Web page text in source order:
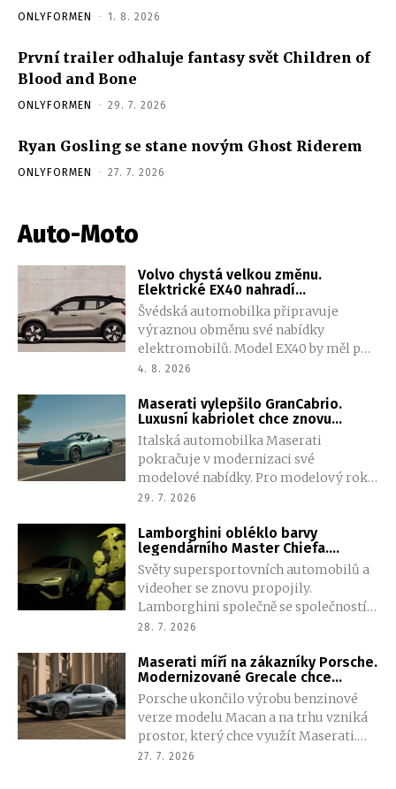
ONLYFORMEN - 1. 8. 2026
První trailer odhaluje fantasy svět Children of
Blood and Bone
ONLYFORMEN - 29. 7. 2026
Ryan Gosling se stane novým Ghost Riderem
ONLYFORMEN - 27. 7. 2026
Auto-Moto
Volvo chystá velkou změnu.
Elektrické EX40 nahradí
prostornější a dostupnější SUV
Švédská automobilka připravuje
výraznou obměnu své nabídky
elektromobilů. Model EX40 by měl po
skončení výroby nahradit zcela nový
více prostoru, modernější techniku i
nižší cenu. Na trh má dorazit v roce
2027.
4. 8. 2026
Maserati vylepšilo GranCabrio.
Luxusní kabriolet chce znovu
oslovit náročné zákazníky
Italská automobilka Maserati
pokračuje v modernizaci své
modelové nabídky. Pro modelový rok
2027 připravila decentně
na kvalitnější zpracování, výkonnější
motor i ještě vytříbenější jízdní
vlastnosti. Přesto zůstává otázkou, zda
to bude stačit k většímu úspěchu v
konkurenci zavedených prémiových
značek.
29. 7. 2026
Lamborghini obléklo barvy
legendárního Master Chiefa.
Unikátní Urus SE vznikl na oslavu
návratu kultovní hry Halo
Světy supersportovních automobilů a
videoher se znovu propojily.
Lamborghini společně se společností
Xbox představilo jedinečný model
vzdává hold ikonické sérii Halo.
Fanoušci si sice tento vůz nekoupí,
přesto budou mít možnost získat jeho
sběratelskou miniaturu nebo si
speciální design odemknout ve hře
Forza Horizon 6.
28. 7. 2026
Maserati míří na zákazníky Porsche.
Modernizované Grecale chce
zaplnit mezeru po benzinovém
Macanu
Porsche ukončilo výrobu benzinové
verze modelu Macan a na trhu vzniká
prostor, který chce využít Maserati.
Modernizované Grecale pro modelový
27. 7. 2026